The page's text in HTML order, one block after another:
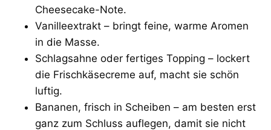
Cheesecake-Note.
Vanilleextrakt – bringt feine, warme Aromen
in die Masse.
Schlagsahne oder fertiges Topping – lockert
die Frischkäsecreme auf, macht sie schön
luftig.
Bananen, frisch in Scheiben – am besten erst
ganz zum Schluss auflegen, damit sie nicht